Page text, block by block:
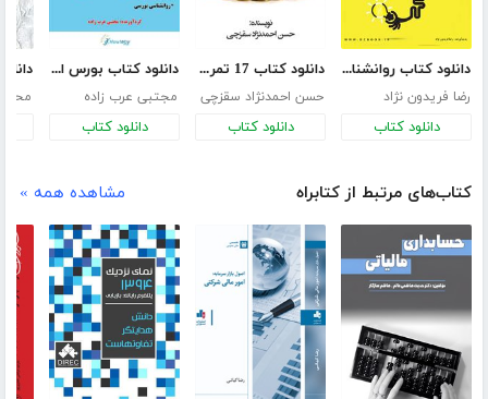
دانلود کتاب روانشناسی ثروتمند شدن
رضا فریدون نژاد
دانلود کتاب
دانلود کتاب 17 تمرین موفقیت و ثروت
حسن احمدنژاد سقزچی
دانلود کتاب
دانلود کتاب بورس از زیر صفر
مجتبی عرب زاده
دانلود کتاب
کتاب‌های مرتبط از کتابراه مشاهده همه »